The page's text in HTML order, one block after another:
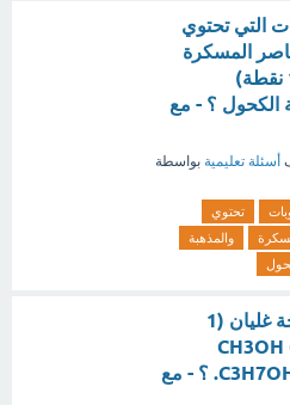
التي تحتوي
المسكرة
والمذهبة للعقل (1 نقطة)
الكحول ؟ - مع
أسئلة تعليمية بواسطة
تحتوي
والمذهبة
.الكحول الاقل درجة غليان (1
Point)
C3H7OH C4CH11OH 15. ؟ - مع